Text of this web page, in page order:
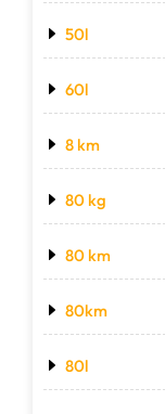
50l
60l
8 km
80 kg
80 km
80km
80l